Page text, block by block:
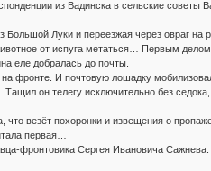
из Вадинска в сельские
Луки и переезжая через овраг
от испуга метаться… Первым
еле добралась до почты.
фронте. И почтовую лошадку
Тащил он телегу исключительно без
везёт похоронки и извещения о
первая…
фронтовика Сергея Ивановича